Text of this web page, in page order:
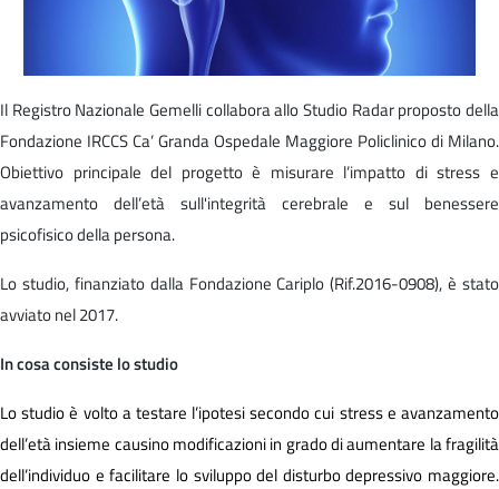
Il Registro Nazionale Gemelli collabora allo Studio Radar proposto della
Fondazione IRCCS Ca’ Granda Ospedale Maggiore Policlinico di Milano.
Obiettivo principale del progetto è misurare l’impatto di stress e
avanzamento dell’età sull'integrità cerebrale e sul benessere
psicofisico della persona.
Lo studio, finanziato dalla Fondazione Cariplo (Rif.2016-0908), è stato
avviato nel 2017.
In cosa consiste lo studio
Lo studio è volto a testare l’ipotesi secondo cui stress e avanzamento
dell’età insieme causino modificazioni in grado di aumentare la fragilità
dell’individuo e facilitare lo sviluppo del disturbo depressivo maggiore.